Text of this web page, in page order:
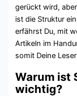
gerückt wird,
ist die Struktur
erfährst Du, mit
Artikeln im
somit Deine
Warum ist
wichtig?